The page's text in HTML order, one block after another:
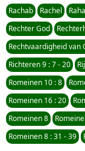
Rachab Rachel
Rechter God
Rechtvaardigheid van
Richteren 9 : 7 - 20
Romeinen 10 : 8
Romeinen 16 : 20
Romeinen 8
Romeinen 8 : 31 - 39